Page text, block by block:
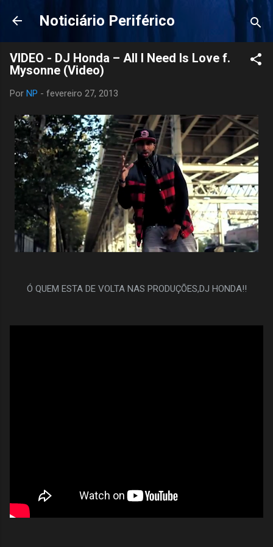
Pular para o conteúdo principal
Noticiário Periférico
VIDEO - DJ Honda – All I Need Is Love f.
Mysonne (Video)
Por NP - fevereiro 27, 2013
Ó QUEM ESTA DE VOLTA NAS PRODUÇÕES,DJ HONDA!!